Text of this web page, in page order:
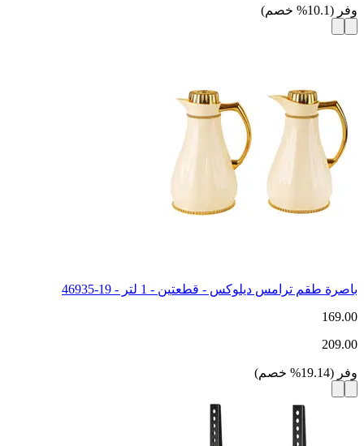
وفر (
10.1
% خصم)
باصرة طقم ترامس ديلوكس - قطعتين - 1 لتر - 19-46935
169.00
209.00
وفر (
19.14
% خصم)